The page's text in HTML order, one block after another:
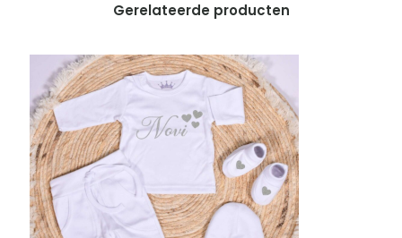
Gerelateerde producten